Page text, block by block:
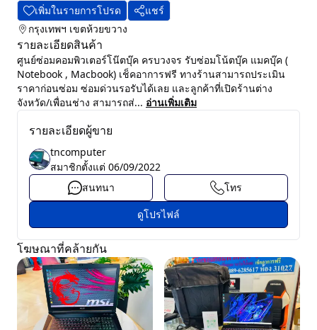
เพิ่มในรายการโปรด
แชร์
กรุงเทพฯ เขตห้วยขวาง
รายละเอียดสินค้า
ศูนย์ซ่อมคอมพิวเตอร์โน๊ตบุ๊ค ครบวงจร รับซ่อมโน้ตบุ๊ค แมคบุ๊ค (
Notebook , Macbook) เช็คอาการฟรี ทางร้านสามารถประเมิน
ราคาก่อนซ่อม ซ่อมด่วนรอรับได้เลย และลูกค้าที่เปิดร้านต่าง
จังหวัด/เพื่อนช่าง สามารถส่... อ่านเพิ่มเติม
รายละเอียดผู้ขาย
tncomputer
สมาชิกตั้งแต่ 06/09/2022
สนทนา
โทร
ดูโปรไฟล์
โฆษณาที่คล้ายกัน